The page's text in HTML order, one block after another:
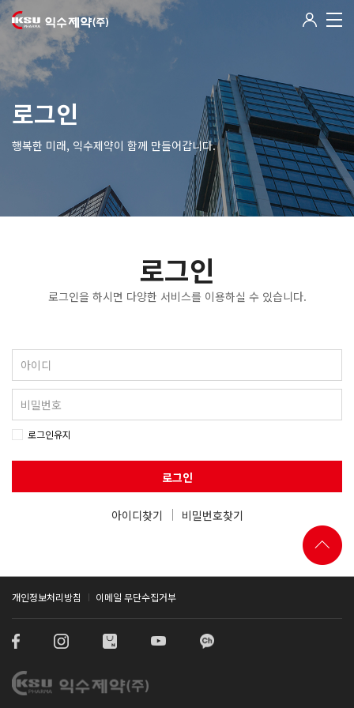
로그인
행복한 미래, 익수제약이 함께 만들어갑니다.
로그인
로그인을 하시면 다양한 서비스를 이용하실 수 있습니다.
로그인유지
로그인
아이디찾기 비밀번호찾기
개인정보처리방침 이메일 무단수집거부